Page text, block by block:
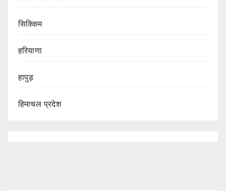
सिक्किम
हरियाणा
हापुड़
हिमाचल प्रदेश